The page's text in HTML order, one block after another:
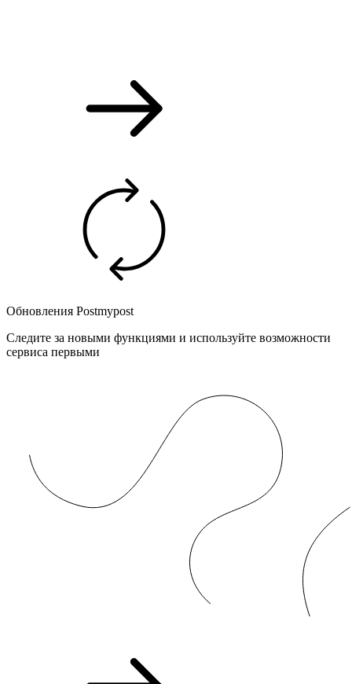
Обновления Postmypost
Следите за новыми функциями и используйте возможности
сервиса первыми